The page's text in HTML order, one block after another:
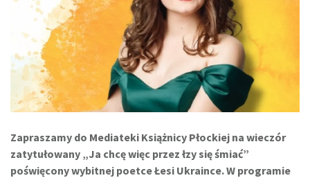
Zapraszamy do Mediateki Książnicy Płockiej na wieczór
zatytułowany „Ja chcę więc przez łzy się śmiać”
poświęcony wybitnej poetce Łesi Ukraince. W programie